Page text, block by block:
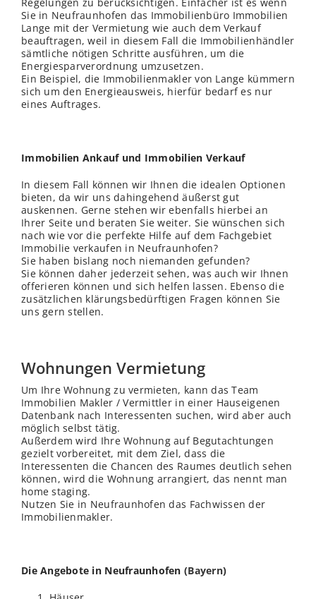
Regelungen zu berücksichtigen. Einfacher ist es wenn
Sie in Neufraunhofen das Immobilienbüro Immobilien
Lange mit der Vermietung wie auch dem Verkauf
beauftragen, weil in diesem Fall die Immobilienhändler
sämtliche nötigen Schritte ausführen, um die
Energiesparverordnung umzusetzen.
Ein Beispiel, die Immobilienmakler von Lange kümmern
sich um den Energieausweis, hierfür bedarf es nur
eines Auftrages.
Immobilien Ankauf und Immobilien Verkauf
In diesem Fall können wir Ihnen die idealen Optionen
bieten, da wir uns dahingehend äußerst gut
auskennen. Gerne stehen wir ebenfalls hierbei an
Ihrer Seite und beraten Sie weiter. Sie wünschen sich
nach wie vor die perfekte Hilfe auf dem Fachgebiet
Immobilie verkaufen in Neufraunhofen?
Sie haben bislang noch niemanden gefunden?
Sie können daher jederzeit sehen, was auch wir Ihnen
offerieren können und sich helfen lassen. Ebenso die
zusätzlichen klärungsbedürftigen Fragen können Sie
uns gern stellen.
Wohnungen Vermietung
Um Ihre Wohnung zu vermieten, kann das Team
Immobilien Makler / Vermittler in einer Hauseigenen
Datenbank nach Interessenten suchen, wird aber auch
möglich selbst tätig.
Außerdem wird Ihre Wohnung auf Begutachtungen
gezielt vorbereitet, mit dem Ziel, dass die
Interessenten die Chancen des Raumes deutlich sehen
können, wird die Wohnung arrangiert, das nennt man
home staging.
Nutzen Sie in Neufraunhofen das Fachwissen der
Immobilienmakler.
Die Angebote in Neufraunhofen (Bayern)